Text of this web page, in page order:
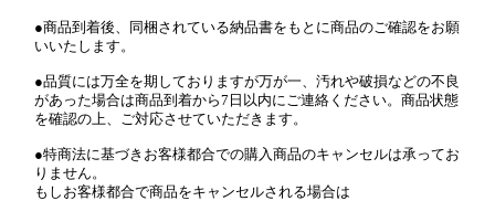
●商品到着後、同梱されている納品書をもとに商品のご確認をお願
いいたします。
●品質には万全を期しておりますが万が一、汚れや破損などの不良
があった場合は商品到着から7日以内にご連絡ください。商品状態
を確認の上、ご対応させていただきます。
●特商法に基づきお客様都合での購入商品のキャンセルは承ってお
りません。
もしお客様都合で商品をキャンセルされる場合は